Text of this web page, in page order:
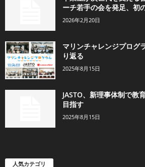
ーチ若手の会を発足、初
2026年2月20日
マリンチャレンジプログ
り返る
2025年8月15日
JASTO、新理事体制で教
目指す
2025年8月15日
人気カテゴリ